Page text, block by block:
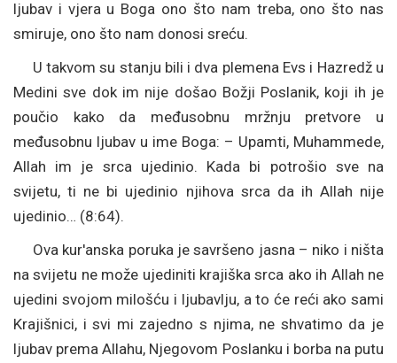
ljubav i vjera u Boga ono što nam treba, ono što nas
smiruje, ono što nam donosi sreću.
U takvom su stanju bili i dva plemena Evs i Hazredž u
Medini sve dok im nije došao Božji Poslanik, koji ih je
poučio kako da međusobnu mržnju pretvore u
međusobnu ljubav u ime Boga: – Upamti, Muhammede,
Allah im je srca ujedinio. Kada bi potrošio sve na
svijetu, ti ne bi ujedinio njihova srca da ih Allah nije
ujedinio… (8:64).
Ova kur'anska poruka je savršeno jasna – niko i ništa
na svijetu ne može ujediniti krajiška srca ako ih Allah ne
ujedini svojom milošću i ljubavlju, a to će reći ako sami
Krajišnici, i svi mi zajedno s njima, ne shvatimo da je
ljubav prema Allahu, Njegovom Poslanku i borba na putu